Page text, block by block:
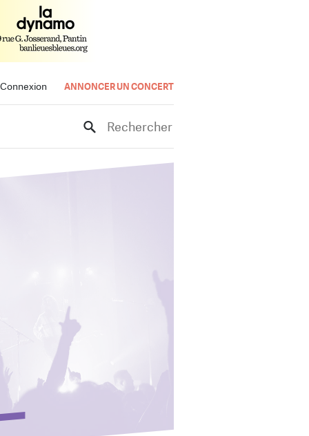
Connexion ANNONCER UN CONCERT
Rechercher